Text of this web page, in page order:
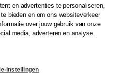
en advertenties te personaliseren,
bieden en om ons websiteverkeer
over jouw gebruik van onze
media, adverteren en analyse.
instellingen